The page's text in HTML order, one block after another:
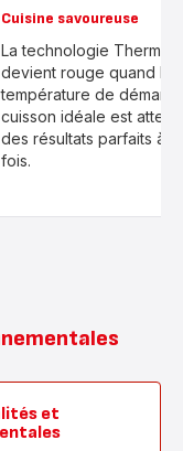
Cuisine savoureuse
La technologie Thermo-
devient rouge quand la
température de
cuisson idéale est
des résultats parfaits à
fois.
et